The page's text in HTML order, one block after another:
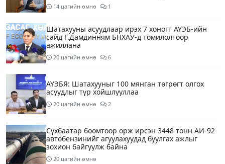
14 цагийн өмнө 1
Шатахууны асуудлаар ирэх 7 хоногт АҮЭБ-ийн
сайд Г.Дамдинням БНХАУ-д томилолтоор
ажиллана
20 цагийн өмнө 6
АҮЭБЯ: Шатахууныг 100 мянган төгрөгт олгох
асуудлыг түр хойшлууллаа
20 цагийн өмнө 2
Сүхбаатар боомтоор орж ирсэн 3448 тонн АИ-92
автобензинийг агуулахуудад буулгах ажлыг
зохион байгуулж байна
20 цагийн өмнө